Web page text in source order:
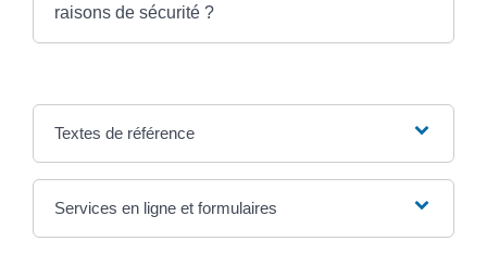
raisons de sécurité ?
Textes de référence
Services en ligne et formulaires